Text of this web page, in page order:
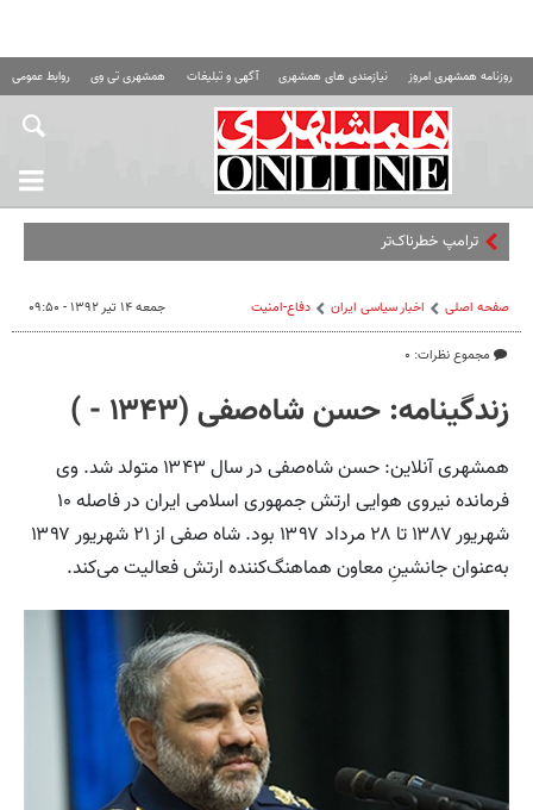
روزنامه همشهری امروز نیازمندی های همشهری آگهی و تبلیغات همشهری تی وی روابط عمومی
ترامپ خطرناک‌ترین رئیس‌جمهور
صفحه اصلی اخبار سیاسی ایران دفاع-امنیت
مجموع نظرات: ۰
جمعه ۱۴ تیر ۱۳۹۲ - ۰۹:۵۰
زندگینامه: حسن شاه‌صفی (۱۳۴۳ - )
همشهری آنلاین: حسن شاه‌صفی در سال ۱۳۴۳ متولد شد. وی
فرمانده نیروی هوایی ارتش جمهوری اسلامی ایران در فاصله ۱۰
شهریور ۱۳۸۷ تا ۲۸ مرداد ۱۳۹۷ بود. شاه صفی از ۲۱ شهریور ۱۳۹۷
به‌عنوان جانشینِ معاون هماهنگ‌کننده ارتش فعالیت می‌کند.